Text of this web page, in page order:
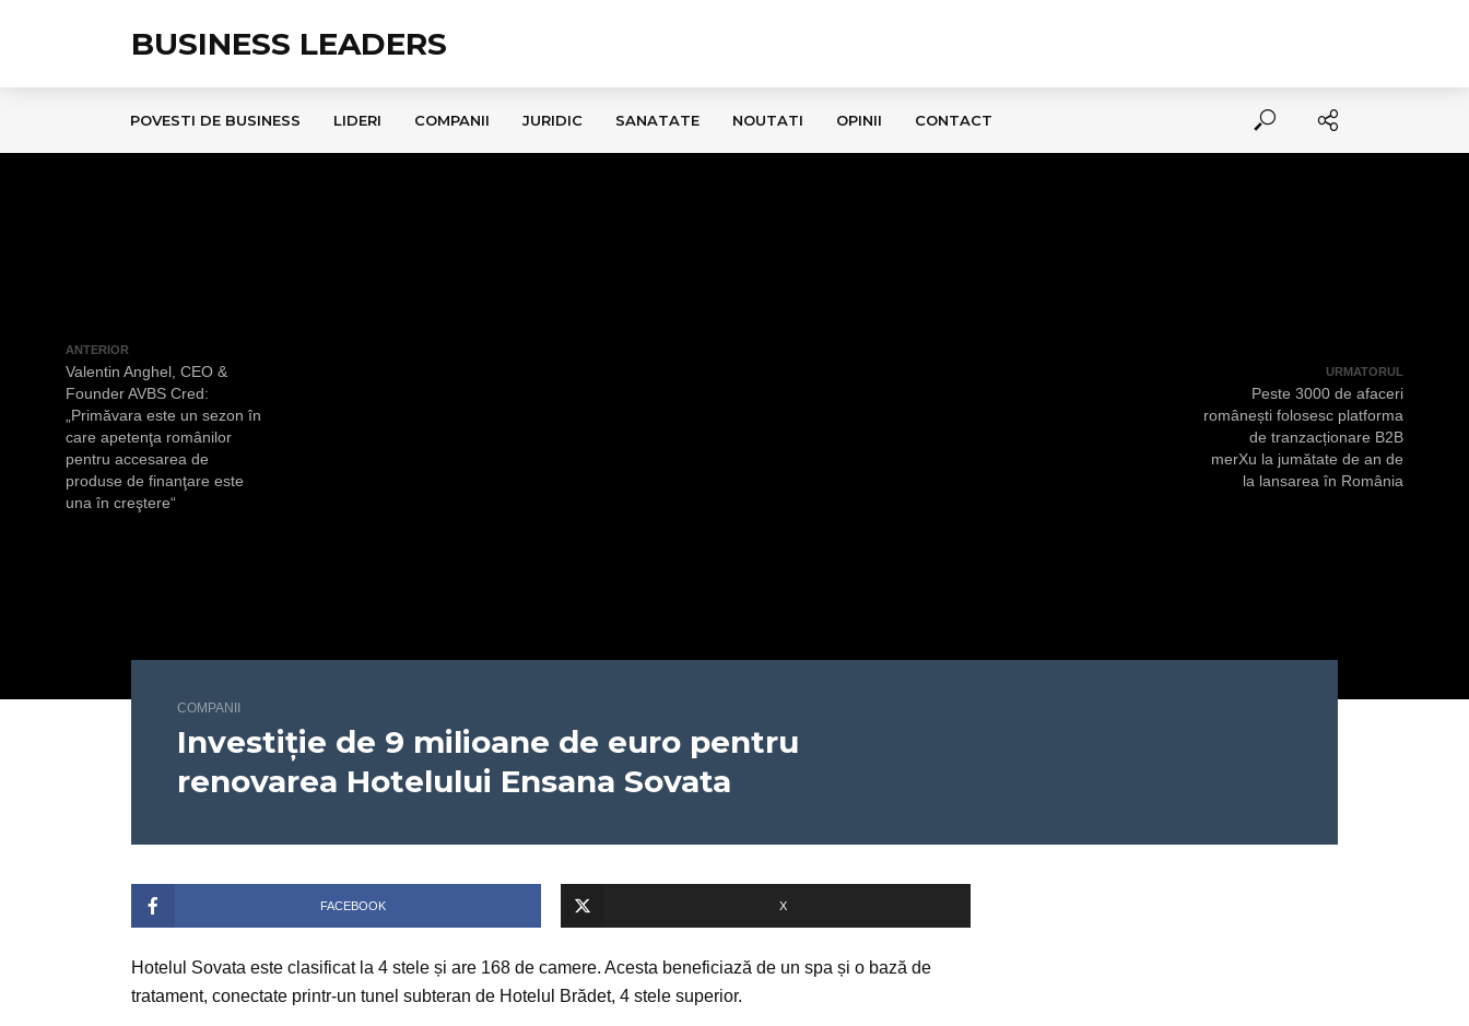
BUSINESS LEADERS
POVESTI DE BUSINESS LIDERI COMPANII JURIDIC SANATATE NOUTATI OPINII CONTACT
ANTERIOR
Valentin Anghel, CEO &
Founder AVBS Cred:
„Primăvara este un sezon în
care apetenţa românilor
pentru accesarea de
produse de finanţare este
una în creştere“
URMATORUL
Peste 3000 de afaceri
românești folosesc platforma
de tranzacționare B2B
merXu la jumătate de an de
la lansarea în România
COMPANII
Investiție de 9 milioane de euro pentru
renovarea Hotelului Ensana Sovata
FACEBOOK X
Hotelul Sovata este clasificat la 4 stele și are 168 de camere. Acesta beneficiază de un spa și o bază de
tratament, conectate printr-un tunel subteran de Hotelul Brădet, 4 stele superior.